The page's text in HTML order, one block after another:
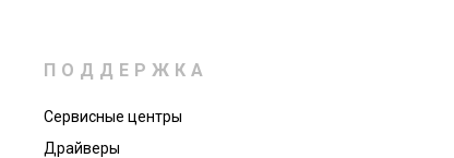
ПОДДЕРЖКА
Сервисные центры
Драйверы